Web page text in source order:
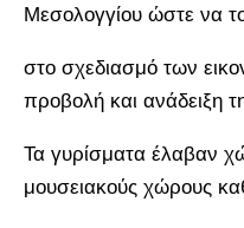
Μεσολογγίου ώστε να
στο σχεδιασμό των
προβολή και ανάδειξη
Τα γυρίσματα έλαβαν
μουσειακούς χώρους